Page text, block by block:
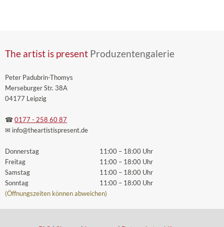
The artist is present Produzentengalerie
Peter Padubrin-Thomys
Merseburger Str. 38A
04177 Leipzig
☎ 0177 - 258 60 87
✉ info@theartistispresent.de
Donnerstag
Freitag
Samstag
Sonntag
11:00 – 18:00 Uhr
11:00 – 18:00 Uhr
11:00 – 18:00 Uhr
11:00 – 18:00 Uhr
(Öffnungszeiten können abweichen)